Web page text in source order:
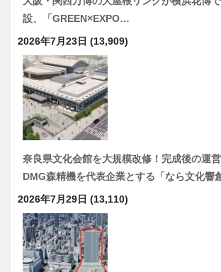
設、「GREEN×EXPO…
2026年7月23日 (13,909)
奈良県文化会館を大規模改修！完成後の運
DMG森精機を代表企業とする「なら文化響
2026年7月29日 (13,110)